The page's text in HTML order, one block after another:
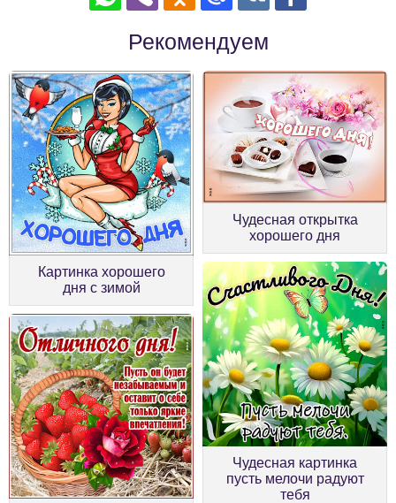
Рекомендуем
Картинка хорошего
дня с зимой
Чудесная открытка
хорошего дня
Чудесная картинка
пусть мелочи радуют
тебя